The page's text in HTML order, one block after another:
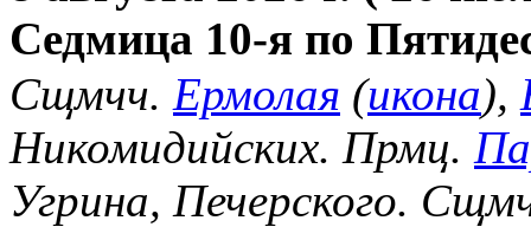
Седмица 10-я по
Сщмчч. Ермолая (икона),
Никомидийских. Прмц.
Угрина, Печерского.